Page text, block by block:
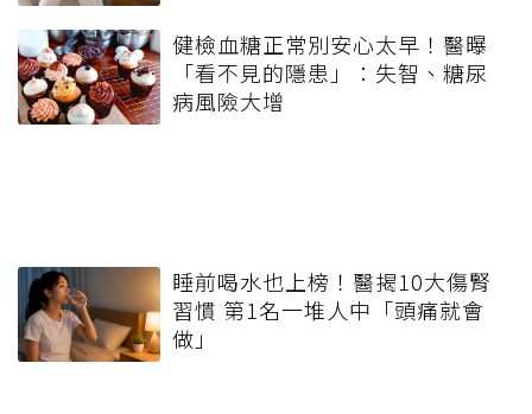
健檢血糖正常別安心太早！醫曝
「看不見的隱患」：失智、糖尿
病風險大增
睡前喝水也上榜！醫揭10大傷腎
習慣 第1名一堆人中「頭痛就會
做」